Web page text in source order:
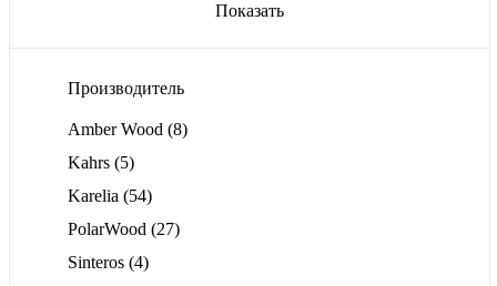
Показать
Производитель
Amber Wood (8)
Kahrs (5)
Karelia (54)
PolarWood (27)
Sinteros (4)